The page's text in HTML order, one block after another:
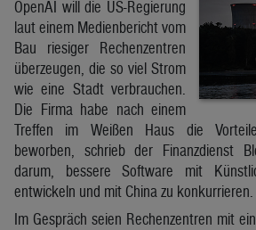
OpenAI will die US-Regierung
laut einem Medienbericht vom
Bau riesiger Rechenzentren
überzeugen, die so viel Strom
wie eine Stadt verbrauchen.
Die Firma habe nach einem
Treffen im Weißen Haus die
beworben, schrieb der Finanzdienst
darum, bessere Software mit
entwickeln und mit China zu konkurrieren.
Im Gespräch seien Rechenzentren mit